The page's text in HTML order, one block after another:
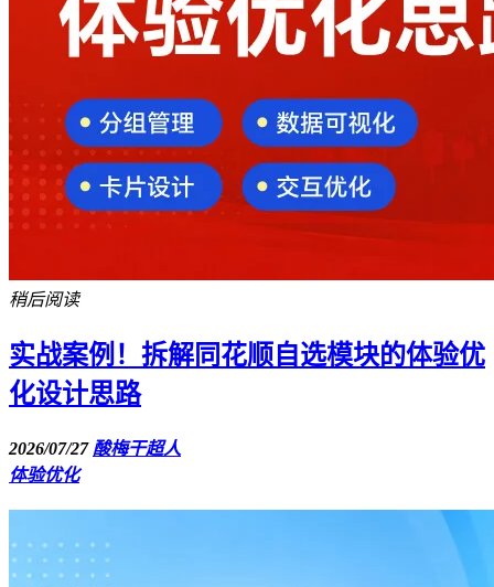
稍后阅读
实战案例！拆解同花顺自选模块的体验优
化设计思路
2026/07/27 酸梅干超人
体验优化